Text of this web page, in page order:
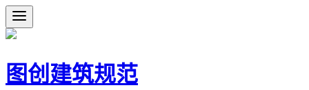
图创建筑规范